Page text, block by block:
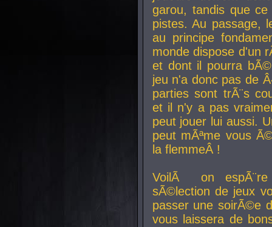
garou, tandis que
pistes. Au passage,
au principe
monde dispose d'un
et dont il pourra
jeu n'a donc pas de
parties sont trÃ¨s
et il n'y a pas
peut jouer lui aussi.
peut mÃªme vous
la flemmeÂ !
VoilÃ on
sÃ©lection de jeux
passer une soirÃ©e
vous laissera de